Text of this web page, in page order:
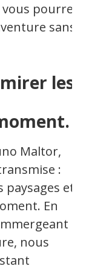
pourrez
sans
les
Maltor,
:
paysages et
En
nous